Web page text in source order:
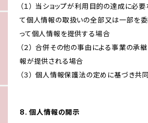
（１） 当ショップが利用目的の達成に必
て個人情報の取扱いの全部又は一部を委
って個人情報を提供する場合
（２） 合併その他の事由による事業の承
報が提供される場合
（３） 個人情報保護法の定めに基づき共
8. 個人情報の開示